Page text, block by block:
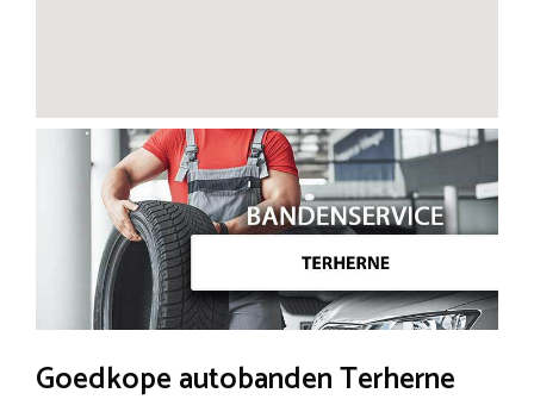
Goedkope autobanden Terherne